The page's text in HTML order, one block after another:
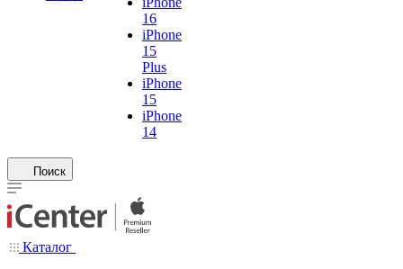
16
iPhone
15
Plus
iPhone
15
iPhone
14
Поиск
Каталог